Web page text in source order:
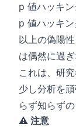
p 値ハッキ
p 値ハッキ
以上の偽陽
は偶然に過
これは、研
少し分析を
らず知らず
⚠️ 注意